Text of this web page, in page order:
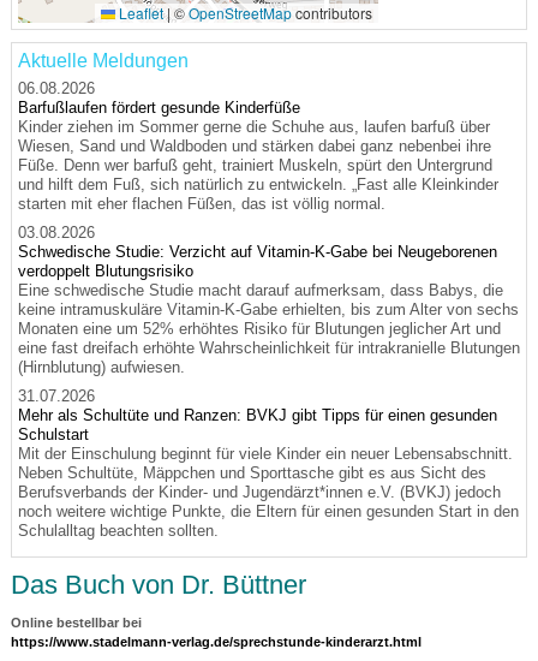
Leaflet|©OpenStreetMapcontributors
Aktuelle Meldungen
06.08.2026
Barfußlaufen fördert gesunde Kinderfüße
Kinder ziehen im Sommer gerne die Schuhe aus, laufen barfuß über
Wiesen, Sand und Waldboden und stärken dabei ganz nebenbei ihre
Füße. Denn wer barfuß geht, trainiert Muskeln, spürt den Untergrund
und hilft dem Fuß, sich natürlich zu entwickeln. „Fast alle Kleinkinder
starten mit eher flachen Füßen, das ist völlig normal.
03.08.2026
Schwedische Studie: Verzicht auf Vitamin-K-Gabe bei Neugeborenen
verdoppelt Blutungsrisiko
Eine schwedische Studie macht darauf aufmerksam, dass Babys, die
keine intramuskuläre Vitamin-K-Gabe erhielten, bis zum Alter von sechs
Monaten eine um 52% erhöhtes Risiko für Blutungen jeglicher Art und
eine fast dreifach erhöhte Wahrscheinlichkeit für intrakranielle Blutungen
(Hirnblutung) aufwiesen.
31.07.2026
Mehr als Schultüte und Ranzen: BVKJ gibt Tipps für einen gesunden
Schulstart
Mit der Einschulung beginnt für viele Kinder ein neuer Lebensabschnitt.
Neben Schultüte, Mäppchen und Sporttasche gibt es aus Sicht des
Berufsverbands der Kinder- und Jugendärzt*innen e.V. (BVKJ) jedoch
noch weitere wichtige Punkte, die Eltern für einen gesunden Start in den
Schulalltag beachten sollten.
Das Buch von Dr. Büttner
Online bestellbar bei
https://www.stadelmann-verlag.de/sprechstunde-kinderarzt.html